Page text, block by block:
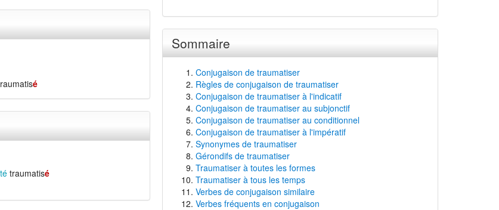
é
traumatisé
Sommaire
Conjugaison de traumatiser
Règles de conjugaison de traumatiser
Conjugaison de traumatiser à l'indicatif
Conjugaison de traumatiser au subjonctif
Conjugaison de traumatiser au conditionnel
Conjugaison de traumatiser à l'impératif
Synonymes de traumatiser
Gérondifs de traumatiser
Traumatiser à toutes les formes
Traumatiser à tous les temps
Verbes de conjugaison similaire
Verbes fréquents en conjugaison